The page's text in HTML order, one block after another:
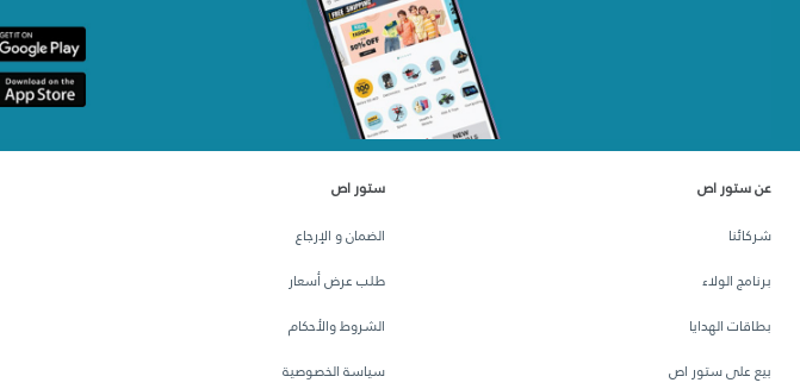
عن ستور اص
شركائنا
برنامج الولاء
بطاقات الهدايا
بيع على ستور اص
ستور اص
الضمان و الإرجاع
طلب عرض أسعار
الشروط والأحكام
سياسة الخصوصية